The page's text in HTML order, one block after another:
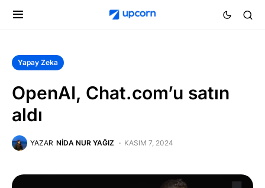
Yapay Zeka
OpenAI, Chat.com’u satın
aldı
YAZAR NIDA NUR YAĞIZ KASIM 7, 2024